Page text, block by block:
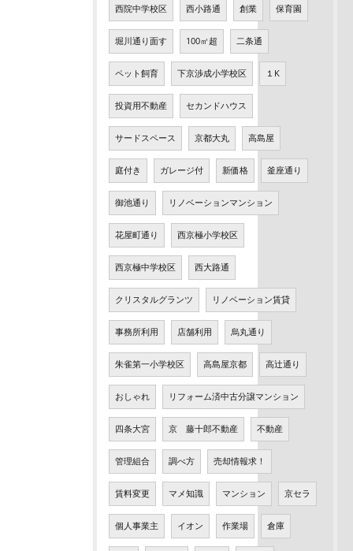
西院中学校区 西小路通 創業 保育園
堀川通り面す 100㎡超 二条通
ペット飼育 下京渉成小学校区 １K
投資用不動産 セカンドハウス
サードスペース 京都大丸 高島屋
庭付き ガレージ付 新価格 釜座通り
御池通り リノベーションマンション
花屋町通り 西京極小学校区
西京極中学校区 西大路通
クリスタルグランツ リノベーション賃貸
事務所利用 店舗利用 烏丸通り
朱雀第一小学校区 高島屋京都 高辻通り
おしゃれ リフォーム済中古分譲マンション
四条大宮 京 藤十郎不動産 不動産
管理組合 調べ方 売却情報求！
賃料変更 マメ知識 マンション 京セラ
個人事業主 イオン 作業場 倉庫